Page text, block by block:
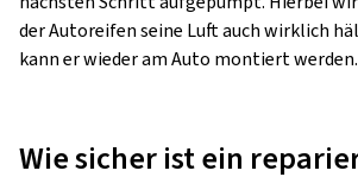
der Autoreifen seine Luft auch wirklich
kann er wieder am Auto montiert werden.
Wie sicher ist ein